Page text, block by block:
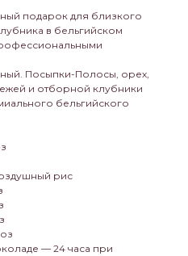
подарок для близкого
в бельгийском
Посыпки-Полосы, орех,
и отборной клубники
бельгийского
рис
— 24 часа при